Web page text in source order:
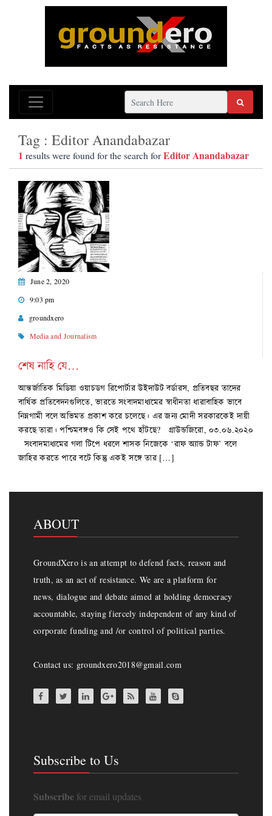
Tag : Editor Anandabazar
1 results were found for the search forEditor Anandabazar
June 2, 2020
9:03 pm
groundxero
Media and Journalism
শেষ নাহি যে…
আন্তর্জাতিক মিডিয়া ওয়াচডগ রিপোর্টার উইদাউট বর্ডারস, প্রতিবছর তাদের
বার্ষিক প্রতিবেদনগুলিতে, ভারতে সংবাদমাধ্যমের স্বাধীনতা ধারাবাহিক ভাবে
নিম্নগামী বলে অভিমত প্রকাশ করে চলেছে। এর জন্য মোদী সরকারকেই দায়ী
করছে তারা। পশ্চিমবঙ্গও কি সেই পথে হাঁটছে? গ্রাউন্ডজিরো, ০৩.০৬.২০২০
সংবাদমাধ্যমের গলা টিপে ধরলে শাসক নিজেকে ‘রাফ অ্যান্ড টাফ’ বলে
জাহির করতে পারে বটে কিন্তু একই সঙ্গে তার […]
ABOUT
GroundXero is an attempt to defend facts, reason and
truth, as an act of resistance. We are a platform for
news, dialogue and debate aimed at holding democracy
accountable, staying fiercely independent of any kind of
corporate funding and /or control of political parties.
Contact us: groundxero2018@gmail.com
Subscribe to Us
Subscribe for email updates